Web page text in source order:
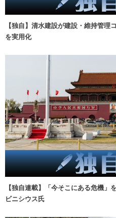
【独自】清水建設が建設・維持管
を実用化
【独自連載】「今そこにある危機
ビニシウス氏